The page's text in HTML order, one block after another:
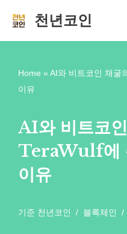
뛰
천년코인
Home » AI와 비트코인 채굴
이유
AI와 비트코
TeraWulf에
이유
기준 천년코인 블록체인